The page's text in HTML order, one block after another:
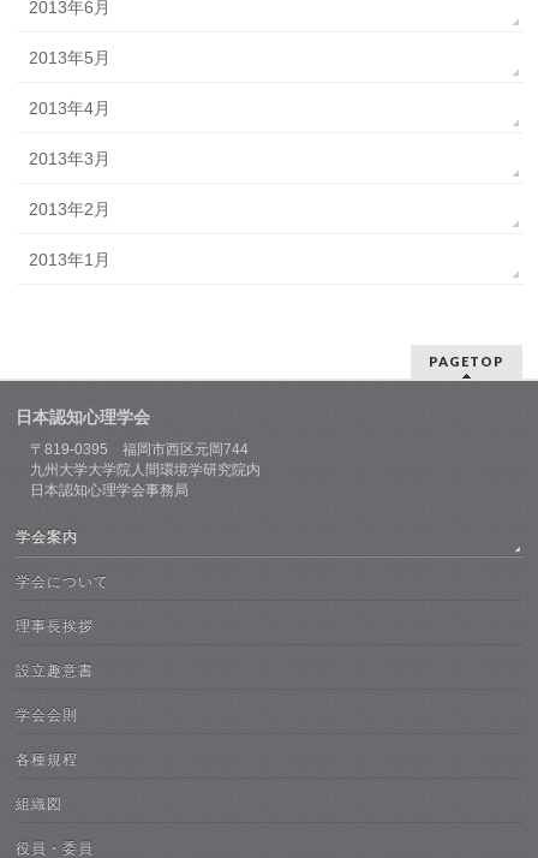
2013年6月
2013年5月
2013年4月
2013年3月
2013年2月
2013年1月
PAGETOP
日本認知心理学会
〒819-0395 福岡市西区元岡744
九州大学大学院人間環境学研究院内
日本認知心理学会事務局
学会案内
学会について
理事長挨拶
設立趣意書
学会会則
各種規程
組織図
役員・委員